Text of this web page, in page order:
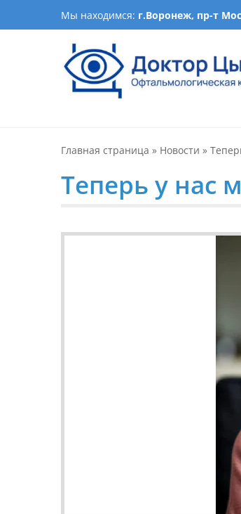
Мы находимся: г.Воронеж, пр-т
оптика,
Главная страница » Новости »
Теперь у нас